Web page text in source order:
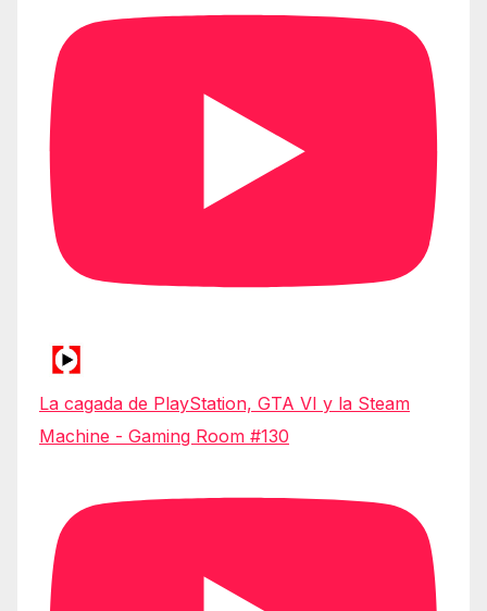
La cagada de PlayStation, GTA VI y la Steam
Machine - Gaming Room #130